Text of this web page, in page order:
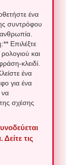
ένα
συντρόφου
Επιλέξτε
και
κλειδί.
ένα
για ένα
να
σχέσης
τις